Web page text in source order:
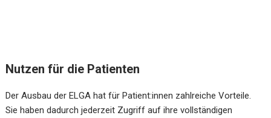
Nutzen für die Patienten
Der Ausbau der ELGA hat für Patient:innen zahlreiche Vorteile.
Sie haben dadurch jederzeit Zugriff auf ihre vollständigen